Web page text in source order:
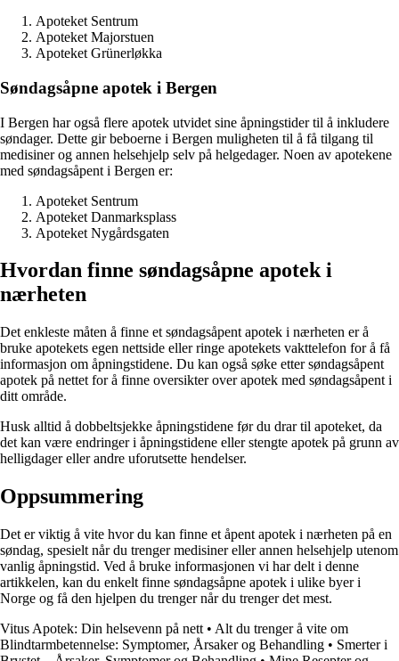
Apoteket Sentrum
Apoteket Majorstuen
Apoteket Grünerløkka
Søndagsåpne apotek i Bergen
I Bergen har også flere apotek utvidet sine åpningstider til å inkludere
søndager. Dette gir beboerne i Bergen muligheten til å få tilgang til
medisiner og annen helsehjelp selv på helgedager. Noen av apotekene
med søndagsåpent i Bergen er:
Apoteket Sentrum
Apoteket Danmarksplass
Apoteket Nygårdsgaten
Hvordan finne søndagsåpne apotek i
nærheten
Det enkleste måten å finne et søndagsåpent apotek i nærheten er å
bruke apotekets egen nettside eller ringe apotekets vakttelefon for å få
informasjon om åpningstidene. Du kan også søke etter søndagsåpent
apotek på nettet for å finne oversikter over apotek med søndagsåpent i
ditt område.
Husk alltid å dobbeltsjekke åpningstidene før du drar til apoteket, da
det kan være endringer i åpningstidene eller stengte apotek på grunn av
helligdager eller andre uforutsette hendelser.
Oppsummering
Det er viktig å vite hvor du kan finne et åpent apotek i nærheten på en
søndag, spesielt når du trenger medisiner eller annen helsehjelp utenom
vanlig åpningstid. Ved å bruke informasjonen vi har delt i denne
artikkelen, kan du enkelt finne søndagsåpne apotek i ulike byer i
Norge og få den hjelpen du trenger når du trenger det mest.
Vitus Apotek: Din helsevenn på nett • Alt du trenger å vite om
Blindtarmbetennelse: Symptomer, Årsaker og Behandling • Smerter i